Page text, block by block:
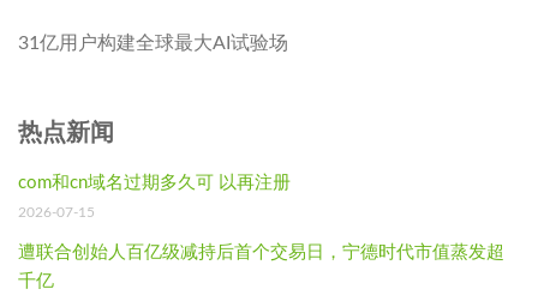
31亿用户构建全球最大AI试验场
热点新闻
com和cn域名过期多久可 以再注册
2026-07-15
遭联合创始人百亿级减持后首个交易日，宁德时代市值蒸发超
千亿